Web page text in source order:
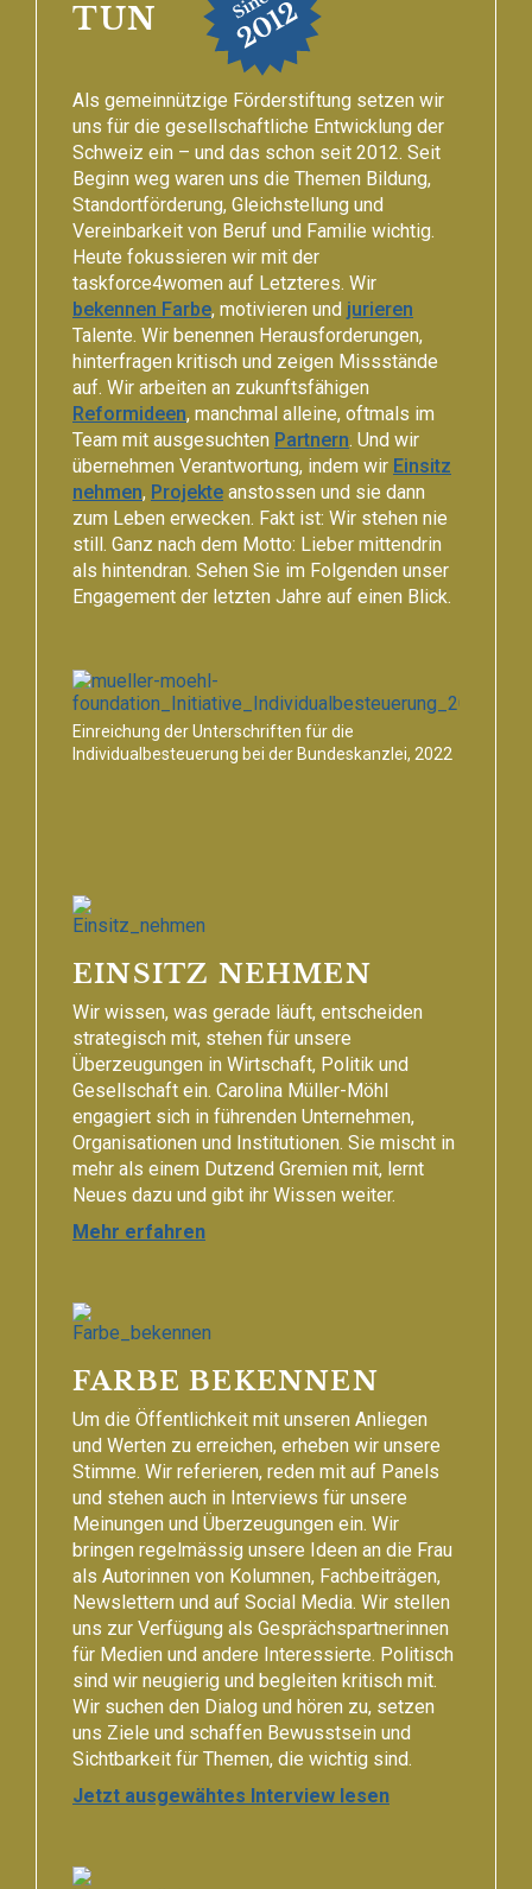
TUN
Als gemeinnützige Förderstiftung setzen wir
uns für die gesellschaftliche Entwicklung der
Schweiz ein – und das schon seit 2012. Seit
Beginn weg waren uns die Themen Bildung,
Standortförderung, Gleichstellung und
Vereinbarkeit von Beruf und Familie wichtig.
Heute fokussieren wir mit der
taskforce4women auf Letzteres. Wir
bekennen Farbe, motivieren und jurieren
Talente. Wir benennen Herausforderungen,
hinterfragen kritisch und zeigen Missstände
auf. Wir arbeiten an zukunftsfähigen
Reformideen, manchmal alleine, oftmals im
Team mit ausgesuchten Partnern. Und wir
übernehmen Verantwortung, indem wir Einsitz
nehmen, Projekte anstossen und sie dann
zum Leben erwecken. Fakt ist: Wir stehen nie
still. Ganz nach dem Motto: Lieber mittendrin
als hintendran. Sehen Sie im Folgenden unser
Engagement der letzten Jahre auf einen Blick.
Einreichung der Unterschriften für die
Individualbesteuerung bei der Bundeskanzlei, 2022
EINSITZ NEHMEN
Wir wissen, was gerade läuft, entscheiden
strategisch mit, stehen für unsere
Überzeugungen in Wirtschaft, Politik und
Gesellschaft ein. Carolina Müller-Möhl
engagiert sich in führenden Unternehmen,
Organisationen und Institutionen. Sie mischt in
mehr als einem Dutzend Gremien mit, lernt
Neues dazu und gibt ihr Wissen weiter.
Mehr erfahren
FARBE BEKENNEN
Um die Öffentlichkeit mit unseren Anliegen
und Werten zu erreichen, erheben wir unsere
Stimme. Wir referieren, reden mit auf Panels
und stehen auch in Interviews für unsere
Meinungen und Überzeugungen ein. Wir
bringen regelmässig unsere Ideen an die Frau
als Autorinnen von Kolumnen, Fachbeiträgen,
Newslettern und auf Social Media. Wir stellen
uns zur Verfügung als Gesprächspartnerinnen
für Medien und andere Interessierte. Politisch
sind wir neugierig und begleiten kritisch mit.
Wir suchen den Dialog und hören zu, setzen
uns Ziele und schaffen Bewusstsein und
Sichtbarkeit für Themen, die wichtig sind.
Jetzt ausgewähtes Interview lesen